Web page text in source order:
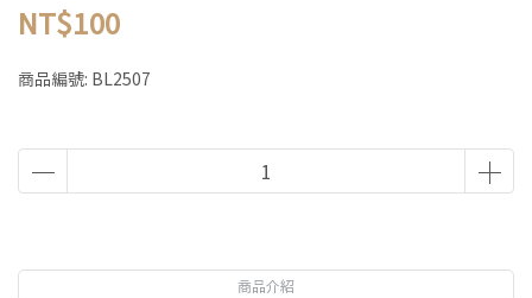
NT$100
商品編號: BL2507
商品介紹